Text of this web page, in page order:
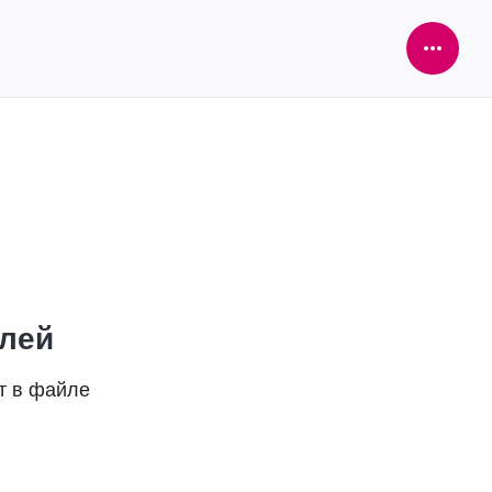
Open
в файле